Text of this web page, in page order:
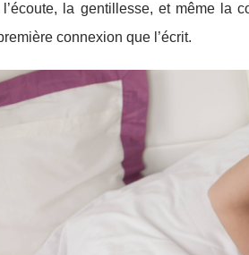
l’écoute, la gentillesse, et même
connexion que l’écrit.